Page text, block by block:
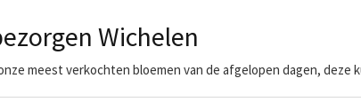
Wichelen
meest verkochten bloemen van de afgelopen dagen, deze